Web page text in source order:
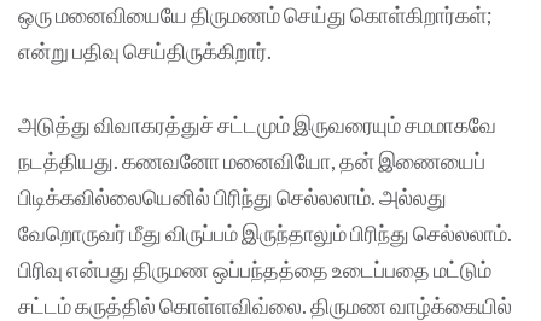
ஒரு மனைவியையே திருமணம் செய்து கொள்கிறார்கள்;
என்று பதிவு செய்திருக்கிறார்.
அடுத்து விவாகரத்துச் சட்டமும் இருவரையும் சமமாகவே
நடத்தியது. கணவனோ மனைவியோ, தன் இணையைப்
பிடிக்கவில்லையெனில் பிரிந்து செல்லலாம். அல்லது
வேறொருவர் மீது விருப்பம் இருந்தாலும் பிரிந்து செல்லலாம்.
பிரிவு என்பது திருமண ஒப்பந்தத்தை உடைப்பதை மட்டும்
சட்டம் கருத்தில் கொள்ளவிவ்லை. திருமண வாழ்க்கையில்